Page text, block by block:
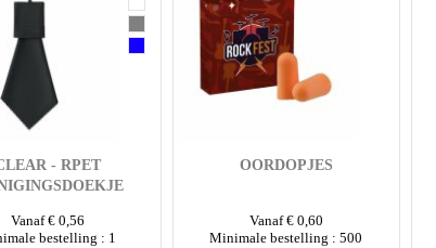
- RPET
Vanaf € 0,56
bestelling : 1
OORDOPJES
Vanaf € 0,60
Minimale bestelling : 500